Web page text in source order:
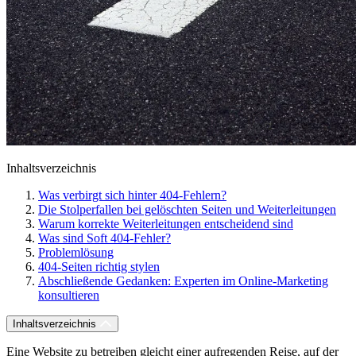
Inhaltsverzeichnis
Was verbirgt sich hinter 404-Fehlern?
Die Stolperfallen bei gelöschten Seiten und Weiterleitungen
Warum korrekte Weiterleitungen entscheidend sind
Was sind Soft 404-Fehler?
Problemlösung
404-Seiten richtig stylen
Abschließende Gedanken: Experten im Online-Marketing
konsultieren
Inhaltsverzeichnis
Eine Website zu betreiben gleicht einer aufregenden Reise, auf der